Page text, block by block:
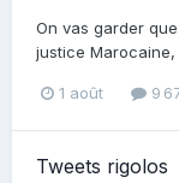
On vas garder
justice Marocaine,
1 août 9
Tweets rigolos